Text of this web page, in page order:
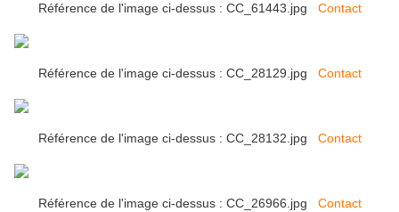
Référence de l'image ci-dessus : CC_61443.jpg Contact
Référence de l'image ci-dessus : CC_28129.jpg Contact
Référence de l'image ci-dessus : CC_28132.jpg Contact
Référence de l'image ci-dessus : CC_26966.jpg Contact